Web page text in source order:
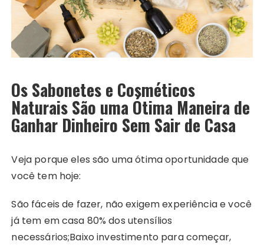
Os Sabonetes e Cosméticos
Naturais São uma Ótima Maneira de
Ganhar Dinheiro Sem Sair de Casa
Veja porque eles são uma ótima oportunidade que
você tem hoje:
São fáceis de fazer, não exigem experiência e você
já tem em casa 80% dos utensílios
necessários;Baixo investimento para começar,